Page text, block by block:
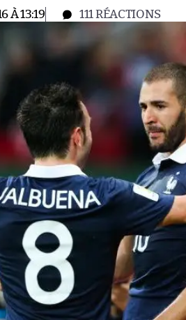
À 13:19 111 RÉACTIONS